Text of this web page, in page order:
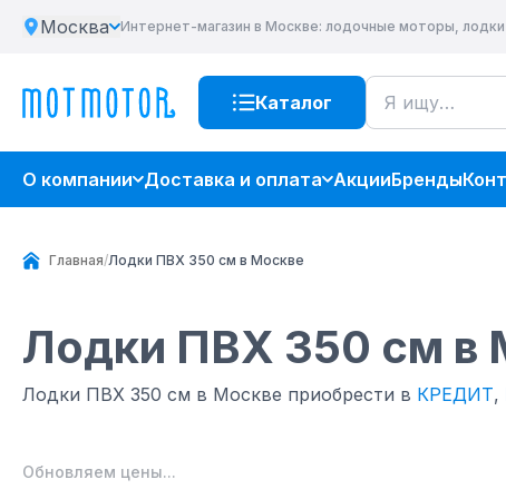
Москва Интернет-магазин в Москве: лодочные моторы,
Каталог
О компании Доставка и оплата АкцииБренды
Главная/Лодки ПВХ 350 см в Москве
Лодки ПВХ 350 см в
Лодки ПВХ 350 см в Москве приобрести в КРЕДИТ,
Обновляем цены...